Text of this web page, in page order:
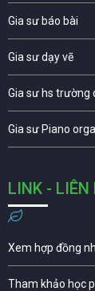
Gia sư báo bài
Gia sư dạy vẽ
Gia sư hs trường
Gia sư Piano
LINK - LIÊN
Xem hợp đồng
Tham khảo học